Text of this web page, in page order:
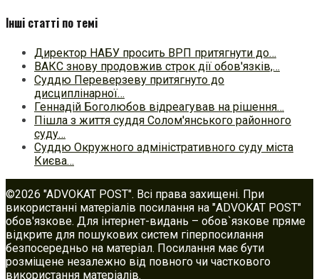
Інші статті по темі
Директор НАБУ просить ВРП притягнути до…
ВАКС знову продовжив строк дії обов'язків,…
Суддю Переверзеву притягнуто до
дисциплінарної…
Геннадій Боголюбов відреагував на рішення…
Пішла з життя суддя Солом'янського районного
суду…
Суддю Окружного адміністративного суду міста
Києва…
©2026 "ADVOKAT POST". Всі права захищені. При
використанні матеріалів посилання на "ADVOKAT POST"
обов'язкове. Для інтернет-видань – обов`язкове пряме
відкрите для пошукових систем гіперпосилання
безпосередньо на матеріал. Посилання має бути
розміщене незалежно від повного чи часткового
використання матеріалів.